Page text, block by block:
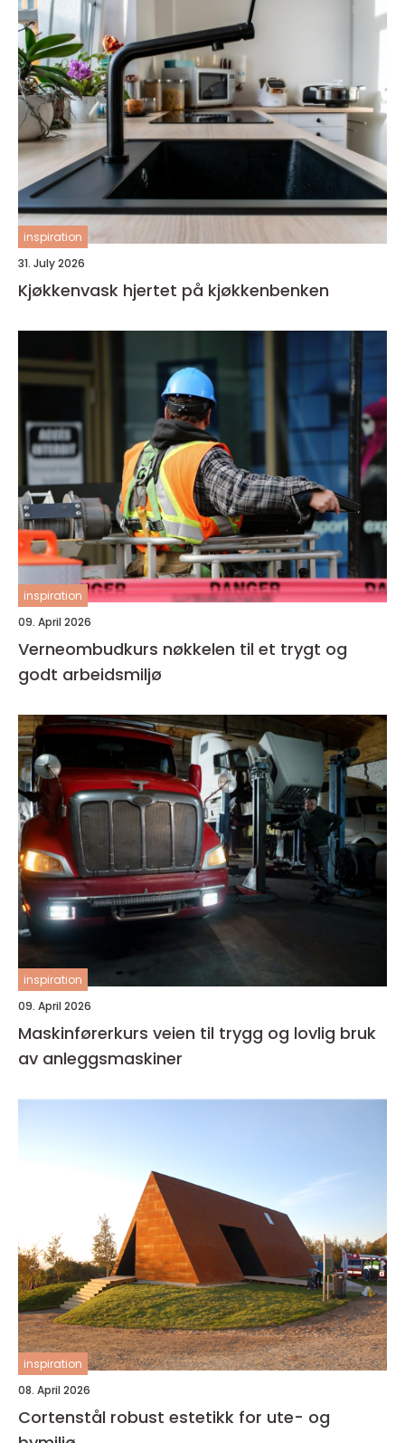
inspiration
31. July 2026
Kjøkkenvask hjertet på kjøkkenbenken
inspiration
09. April 2026
Verneombudkurs nøkkelen til et trygt og
godt arbeidsmiljø
inspiration
09. April 2026
Maskinførerkurs veien til trygg og lovlig bruk
av anleggsmaskiner
inspiration
08. April 2026
Cortenstål robust estetikk for ute- og